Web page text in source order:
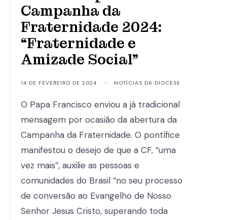
Campanha da
Fraternidade 2024:
“Fraternidade e
Amizade Social”
14 DE FEVEREIRO DE 2024 • NOTÍCIAS DA DIOCESE
O Papa Francisco enviou a já tradicional
mensagem por ocasião da abertura da
Campanha da Fraternidade. O pontífice
manifestou o desejo de que a CF, “uma
vez mais”, auxilie as pessoas e
comunidades do Brasil “no seu processo
de conversão ao Evangelho de Nosso
Senhor Jesus Cristo, superando toda